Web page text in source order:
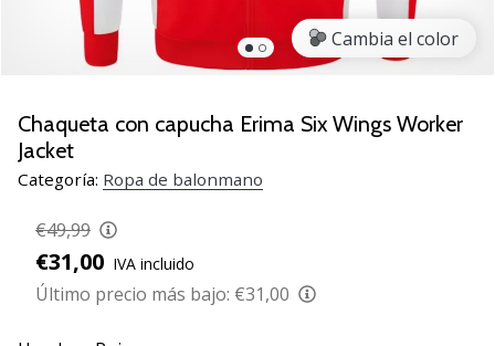
zapatillas
balonmano
Accelerate
NITRO
SQD
5!
las
actualizaciones
técnicas
Cambia el color
Chaqueta con capucha Erima Six Wings Worker
Jacket
Categoría: Ropa de balonmano
€49,99
€31,00 IVA incluido
Último precio más bajo: €31,00